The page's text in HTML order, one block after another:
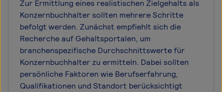
Zur Ermittlung eines realistischen Zielgehalts als
Konzernbuchhalter sollten mehrere Schritte
befolgt werden. Zunächst empfiehlt sich die
Recherche auf Gehaltsportalen, um
branchenspezifische Durchschnittswerte für
Konzernbuchhalter zu ermitteln. Dabei sollten
persönliche Faktoren wie Berufserfahrung,
Qualifikationen und Standort berücksichtigt